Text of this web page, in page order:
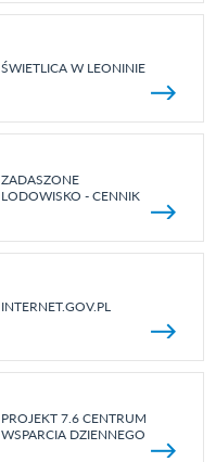
ŚWIETLICA W LEONINIE
ZADASZONE
LODOWISKO - CENNIK
INTERNET.GOV.PL
PROJEKT 7.6 CENTRUM
WSPARCIA DZIENNEGO